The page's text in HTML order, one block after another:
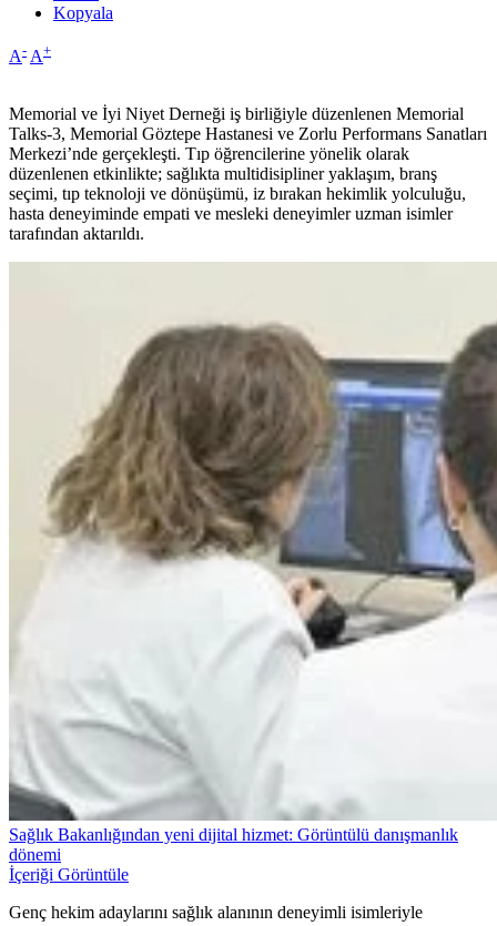
Kopyala
A- A+
Memorial ve İyi Niyet Derneği iş birliğiyle düzenlenen Memorial
Talks-3, Memorial Göztepe Hastanesi ve Zorlu Performans Sanatları
Merkezi’nde gerçekleşti. Tıp öğrencilerine yönelik olarak
düzenlenen etkinlikte; sağlıkta multidisipliner yaklaşım, branş
seçimi, tıp teknoloji ve dönüşümü, iz bırakan hekimlik yolculuğu,
hasta deneyiminde empati ve mesleki deneyimler uzman isimler
tarafından aktarıldı.
Sağlık Bakanlığından yeni dijital hizmet: Görüntülü danışmanlık
dönemi
İçeriği Görüntüle
Genç hekim adaylarını sağlık alanının deneyimli isimleriyle